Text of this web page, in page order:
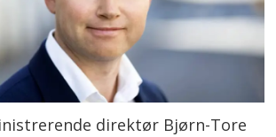
direktør Bjørn-Tore